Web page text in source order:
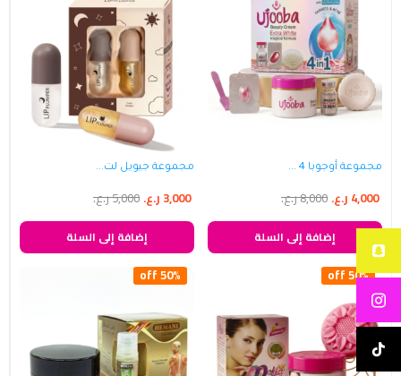
مجموعة أوجوبا 4 ...
8,000ر.ع. 4,000 ر.ع.
إضافة إلى السلة
مجموعة جيويل لت...
5,000ر.ع. 3,000 ر.ع.
إضافة إلى السلة
50% off
50% off